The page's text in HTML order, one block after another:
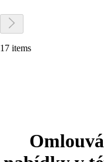
17 items